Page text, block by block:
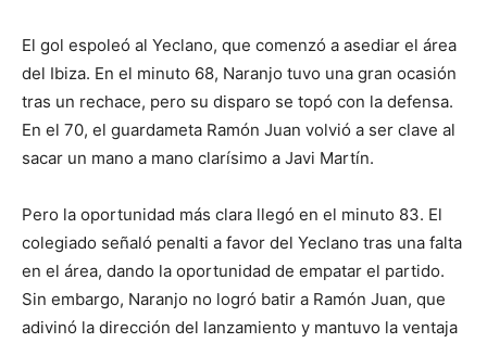
El gol espoleó al Yeclano, que comenzó a asediar el área
del Ibiza. En el minuto 68, Naranjo tuvo una gran ocasión
tras un rechace, pero su disparo se topó con la defensa.
En el 70, el guardameta Ramón Juan volvió a ser clave al
sacar un mano a mano clarísimo a Javi Martín.
Pero la oportunidad más clara llegó en el minuto 83. El
colegiado señaló penalti a favor del Yeclano tras una falta
en el área, dando la oportunidad de empatar el partido.
Sin embargo, Naranjo no logró batir a Ramón Juan, que
adivinó la dirección del lanzamiento y mantuvo la ventaja